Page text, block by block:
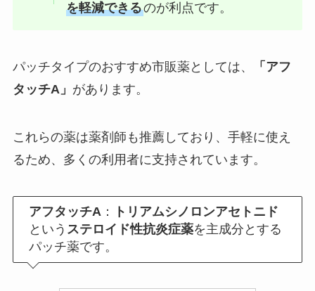
を軽減できるのが利点です。
パッチタイプのおすすめ市販薬としては、
「アフ
タッチA」 があります。
これらの薬は薬剤師も推薦しており、手軽に使え
るため、多くの利用者に支持されています。
アフタッチA ：
トリアムシノロンアセトニド
という ステロイド性抗炎症薬を主成分とする
パッチ薬です。